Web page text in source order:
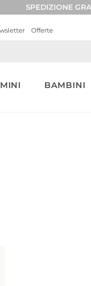
SPEDIZIONE
Offerte
BAMBINI